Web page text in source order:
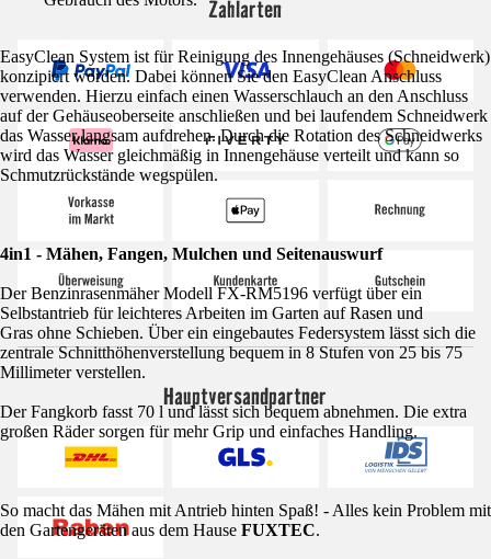
EasyClean System ist für Reinigung des Innengehäuses (Schneidwerk)
konzipiert worden. Dabei können Sie den EasyClean Anschluss
verwenden. Hierzu einfach einen Wasserschlauch an den Anschluss
auf der Gehäuseoberseite anschließen und bei laufendem Schneidwerk
das Wasser langsam aufdrehen. Durch die Rotation des Schneidwerks
wird das Wasser gleichmäßig in Innengehäuse verteilt und kann so
Schmutzrückstände wegspülen.
4in1 - Mähen, Fangen, Mulchen und Seitenauswurf
Der Benzinrasenmäher Modell FX-RM5196 verfügt über ein
Selbstantrieb für leichteres Arbeiten im Garten auf Rasen und
Gras ohne Schieben. Über ein eingebautes Federsystem lässt sich die
zentrale Schnitthöhenverstellung bequem in 8 Stufen von 25 bis 75
Millimeter verstellen.
Der Fangkorb fasst 70 l und lässt sich bequem abnehmen. Die extra
großen Räder sorgen für mehr Grip und einfaches Handling.
So macht das Mähen mit Antrieb hinten Spaß! - Alles kein Problem mit
den Gartengeräten aus dem Hause FUXTEC.
Zahlarten
Hauptversandpartner